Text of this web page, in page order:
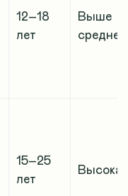
12–18
лет
Выше
средней
15–25
лет
Высокая